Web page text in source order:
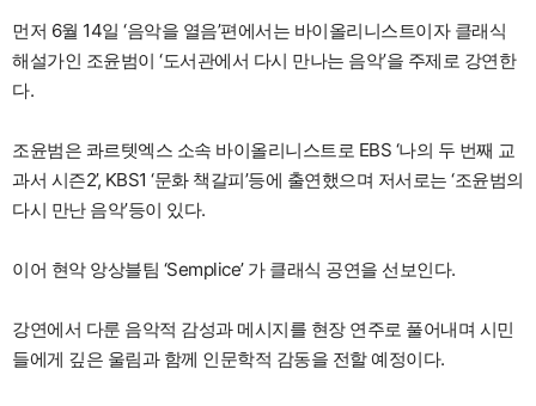
먼저 6월 14일 ‘음악을 열음’편에서는 바이올리니스트이자 클래식
해설가인 조윤범이 ‘도서관에서 다시 만나는 음악’을 주제로 강연한
다.
조윤범은 콰르텟엑스 소속 바이올리니스트로 EBS ‘나의 두 번째 교
과서 시즌2’, KBS1 ‘문화 책갈피’등에 출연했으며 저서로는 ‘조윤범의
다시 만난 음악’등이 있다.
이어 현악 앙상블팀 ‘Semplice’ 가 클래식 공연을 선보인다.
강연에서 다룬 음악적 감성과 메시지를 현장 연주로 풀어내며 시민
들에게 깊은 울림과 함께 인문학적 감동을 전할 예정이다.